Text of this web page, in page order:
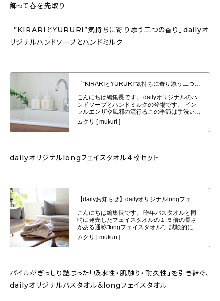
飾って春を先取り
「”KIRARIとYURURI”気持ちに寄り添う二つの香り」dailyオ
リジナルハンドソープとハンドミルク
「”KIRARIとYURURI”気持ちに寄り添う二つの香り」dailyオリジナルハン
ドソープとハンドミルク発売！
dailyオリジナルlongフェイスタオル４枚セット
【dailyお知らせ】dailyオリジナルlongフェイスタオル４枚セット発売開始
パイルがぎっしり詰まった「吸水性・肌触り・耐久性」を引き継ぐ、
dailyオリジナルバスタオル＆longフェイスタオル